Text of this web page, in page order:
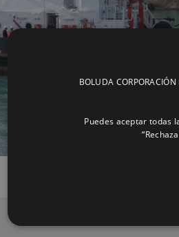
BOLUDA
Puedes aceptar todas